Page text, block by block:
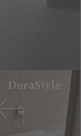
DuraStyle